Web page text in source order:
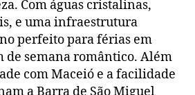
Com águas cristalinas,
e uma infraestrutura
perfeito para férias em
semana romântico. Além
com Maceió e a facilidade
a Barra de São Miguel